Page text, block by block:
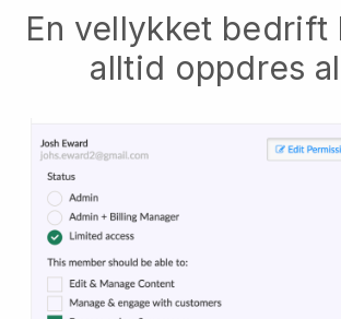
En vellykket bedrift
alltid oppdres